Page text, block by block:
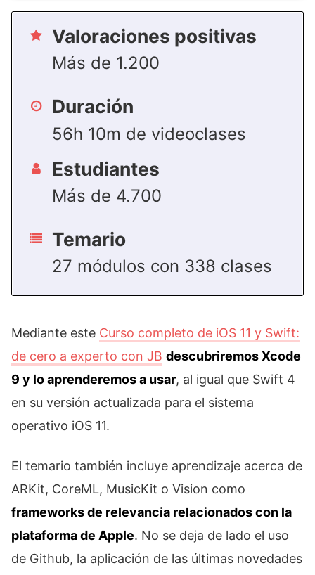
Valoraciones positivas
Más de 1.200
Duración
56h 10m de videoclases
Estudiantes
Más de 4.700
Temario
27 módulos con 338 clases
Mediante este Curso completo de iOS 11 y Swift:
de cero a experto con JB descubriremos Xcode
9 y lo aprenderemos a usar, al igual que Swift 4
en su versión actualizada para el sistema
operativo iOS 11.
El temario también incluye aprendizaje acerca de
ARKit, CoreML, MusicKit o Vision como
frameworks de relevancia relacionados con la
plataforma de Apple. No se deja de lado el uso
de Github, la aplicación de las últimas novedades